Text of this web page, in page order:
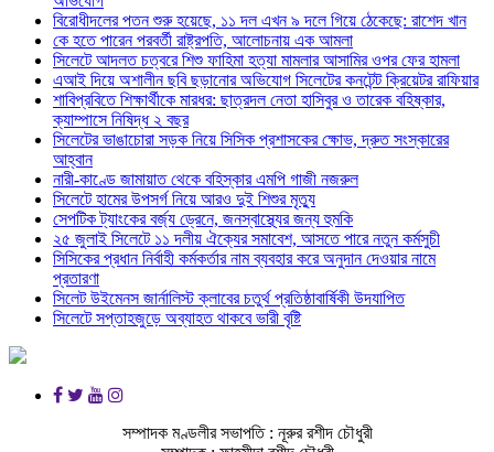
বিরোধীদলের পতন শুরু হয়েছে, ১১ দল এখন ৯ দলে গিয়ে ঠেকেছে: রাশেদ খান
কে হতে পারেন পরবর্তী রাষ্ট্রপতি, আলোচনায় এক আমলা
সিলেটে আদলত চত্বরে শিশু ফাহিমা হত্যা মামলার আসামির ওপর ফের হামলা
এআই দিয়ে অশালীন ছবি ছড়ানোর অভিযোগ সিলেটের কনটেন্ট ক্রিয়েটর রাফিয়ার
শাবিপ্রবিতে শিক্ষার্থীকে মারধর: ছাত্রদল নেতা হাসিবুর ও তারেক বহিষ্কার,
ক্যাম্পাসে নিষিদ্ধ ২ বছর
সিলেটের ভাঙাচোরা সড়ক নিয়ে সিসিক প্রশাসকের ক্ষোভ, দ্রুত সংস্কারের
আহ্বান
নারী-কাণ্ডে জামায়াত থেকে বহিস্কার এমপি গাজী নজরুল
সিলেটে হামের উপসর্গ নিয়ে আরও দুই শিশুর মৃত্যু
সেপটিক ট্যাংকের বর্জ্য ড্রেনে, জনস্বাস্থ্যের জন্য হুমকি
২৫ জুলাই সিলেটে ১১ দলীয় ঐক্যের সমাবেশ, আসতে পারে নতুন কর্মসুচী
সিসিকের প্রধান নির্বাহী কর্মকর্তার নাম ব্যবহার করে অনুদান দেওয়ার নামে
প্রতারণা
সিলেট উইমেনস জার্নালিস্ট ক্লাবের চতুর্থ প্রতিষ্ঠাবার্ষিকী উদযাপিত
সিলেটে সপ্তাহজুড়ে অব্যাহত থাকবে ভারী বৃষ্টি
সম্পাদক মণ্ডলীর সভাপতি : নূরুর রশীদ চৌধুরী